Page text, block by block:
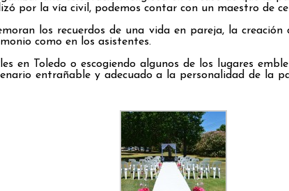
por la vía civil, podemos contar con un maestro de
los recuerdos de una vida en pareja, la
como en los asistentes.
en Toledo o escogiendo algunos de los lugares
entrañable y adecuado a la personalidad de la